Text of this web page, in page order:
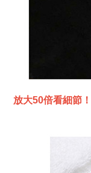
放大50倍看細節！